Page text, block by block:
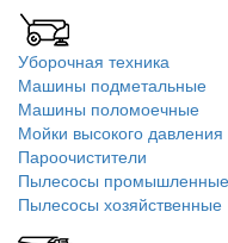
Уборочная техника
Машины подметальные
Машины поломоечные
Мойки высокого давления
Пароочистители
Пылесосы промышленные
Пылесосы хозяйственные